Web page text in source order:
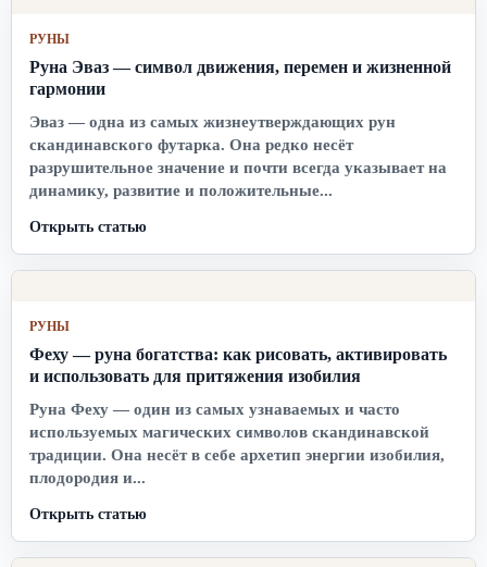
РУНЫ
Руна Эваз — символ движения, перемен и жизненной
гармонии
Эваз — одна из самых жизнеутверждающих рун
скандинавского футарка. Она редко несёт
разрушительное значение и почти всегда указывает на
динамику, развитие и положительные...
Открыть статью
РУНЫ
Феху — руна богатства: как рисовать, активировать
и использовать для притяжения изобилия
Руна Феху — один из самых узнаваемых и часто
используемых магических символов скандинавской
традиции. Она несёт в себе архетип энергии изобилия,
плодородия и...
Открыть статью